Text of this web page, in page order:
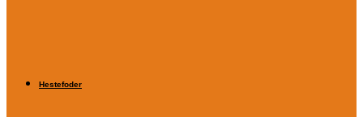
Hestefoder